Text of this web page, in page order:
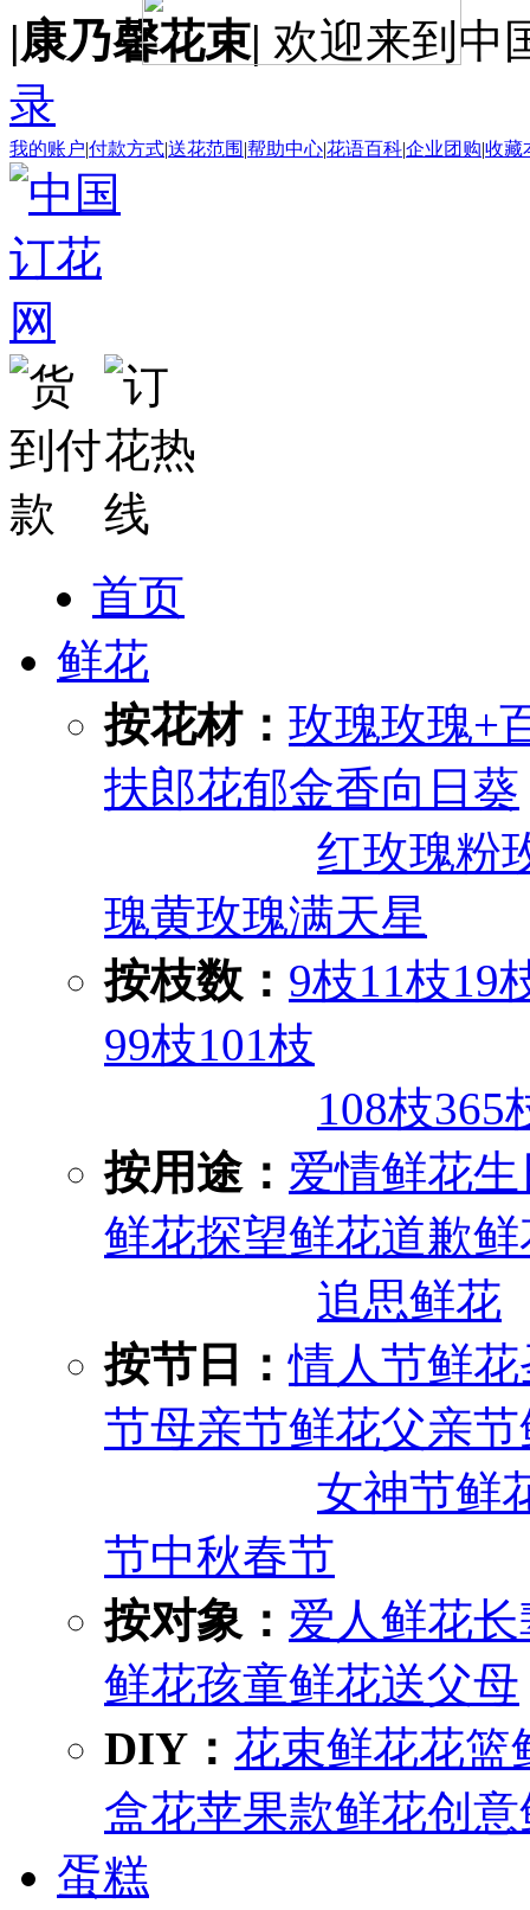
|康乃馨花束| 欢迎来到中
录
我的账户|付款方式|送花范围 |帮助中心|花语百科|企业团购|收藏
首页
鲜花
按花材： 玫瑰玫瑰+
扶郎花郁金香向日葵
红玫瑰粉
瑰黄玫瑰满天星
按枝数： 9枝11枝19
99枝101枝
108枝365
按用途： 爱情鲜花生
鲜花探望鲜花道歉鲜
追思鲜花
按节日：情人节鲜花
节母亲节鲜花父亲
女神节鲜
节中秋春节
按对象： 爱人鲜花长
鲜花孩童鲜花送父母
DIY： 花束鲜花花篮
盒花苹果款鲜花创
蛋糕